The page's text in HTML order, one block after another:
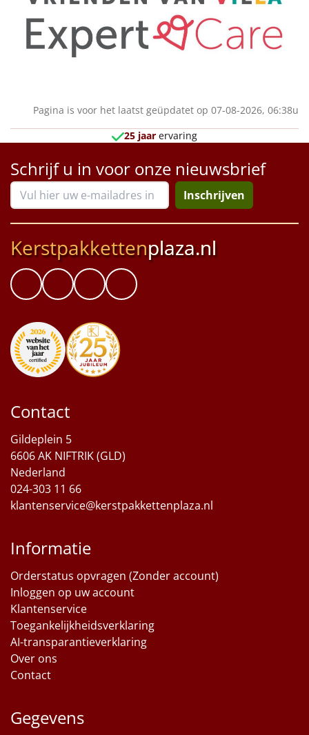
Ideeën
Doe het zelf
Sinterklaaspakketten
Particulier
Kerstgeschenken 2026
Relatiegeschenken
Cadeaubon
Alle overige
Pagina is voor het laatst geüpdatet op 07-08-2026, 06:38u
25 jaar ervaring
Schrijf u in voor onze nieuwsbrief
Inschrijven
Kerstpakkettenplaza.nl
Contact
Gildeplein 5
6606 AK NIFTRIK (GLD)
Nederland
024-303 11 66
klantenservice@kerstpakkettenplaza.nl
Informatie
Orderstatus opvragen (Zonder account)
Inloggen op uw account
Klantenservice
Toegankelijkheidsverklaring
AI-transparantieverklaring
Over ons
Contact
Gegevens